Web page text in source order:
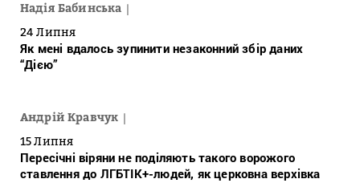
Надія Бабинська
24 Липня
Як мені вдалось зупинити незаконний збір даних
“Дією”
Андрій Кравчук
15 Липня
Пересічні віряни не поділяють такого ворожого
ставлення до ЛГБТІК+-людей, як церковна верхівка